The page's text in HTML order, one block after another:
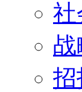
社
战
招